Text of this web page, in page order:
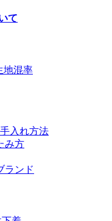
て
地混率
入れ方法
み方
ランド